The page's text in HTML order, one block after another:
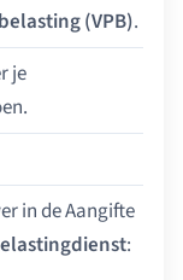
(VPB).
je
in de Aangifte
: